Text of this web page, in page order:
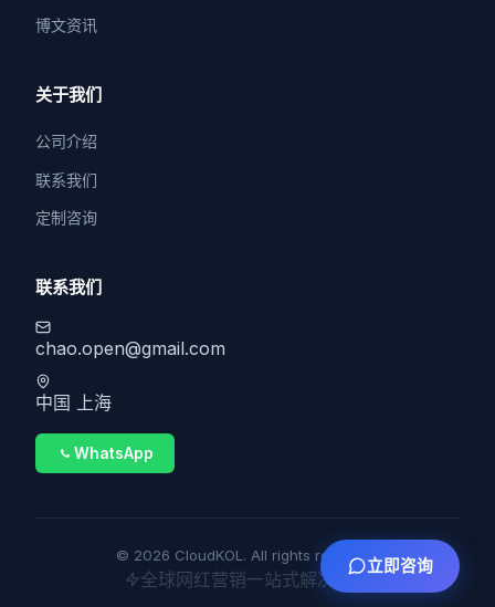
博文资讯
关于我们
公司介绍
联系我们
定制咨询
联系我们
chao.open@gmail.com
中国 上海
WhatsApp
© 2026 CloudKOL. All rights reserved.
全球网红营销一站式解决方案
立即咨询